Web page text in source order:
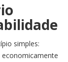
simples: